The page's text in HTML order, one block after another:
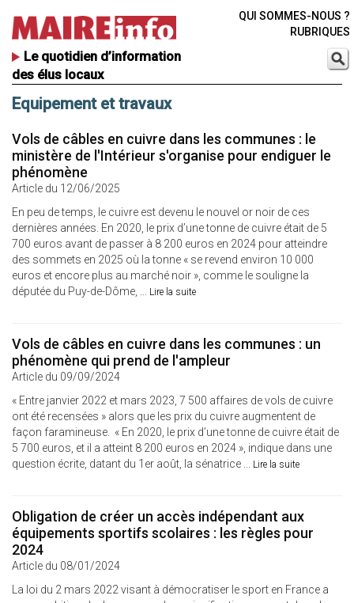
Le quotidien d’information
des élus locaux
QUI SOMMES-NOUS ?
RUBRIQUES
Equipement et travaux
Vols de câbles en cuivre dans les communes : le
ministère de l'Intérieur s'organise pour endiguer le
phénomène
Article du 12/06/2025
En peu de temps, le cuivre est devenu le nouvel or noir de ces
dernières années. En 2020, le prix d’une tonne de cuivre était de 5
700 euros avant de passer à 8 200 euros en 2024 pour atteindre
des sommets en 2025 où la tonne « se revend environ 10 000
euros et encore plus au marché noir », comme le souligne la
députée du Puy-de-Dôme, ... Lire la suite
Vols de câbles en cuivre dans les communes : un
phénomène qui prend de l'ampleur
Article du 09/09/2024
« Entre janvier 2022 et mars 2023, 7 500 affaires de vols de cuivre
ont été recensées » alors que les prix du cuivre augmentent de
façon faramineuse. « En 2020, le prix d’une tonne de cuivre était de
5 700 euros, et il a atteint 8 200 euros en 2024 », indique dans une
question écrite, datant du 1er août, la sénatrice ... Lire la suite
Obligation de créer un accès indépendant aux
équipements sportifs scolaires : les règles pour
2024
Article du 08/01/2024
La loi du 2 mars 2022 visant à démocratiser le sport en France a